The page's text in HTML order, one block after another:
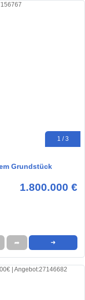
1 / 3
Grundstück
1.800.000 €
➦ ➜